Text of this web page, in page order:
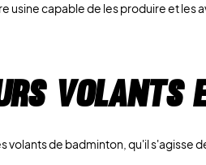
usine capable de les produire et
volants
volants de badminton, qu'il s'agisse